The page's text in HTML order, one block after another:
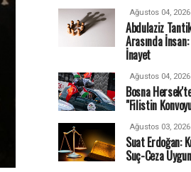
Ağustos 04, 2026
Abdulaziz
Arasında
İnayet
Ağustos 04, 2026
Bosna
"Filistin
Ağustos 03,
Suat Erdoğan:
Suç-Ceza